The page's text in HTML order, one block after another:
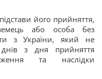
його прийняття,
або особа без
з України, який не
з дня прийняття
та наслідки